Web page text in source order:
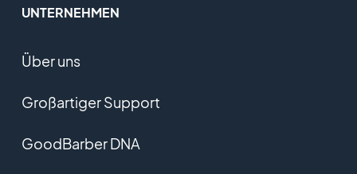
UNTERNEHMEN
Über uns
Großartiger Support
GoodBarber DNA